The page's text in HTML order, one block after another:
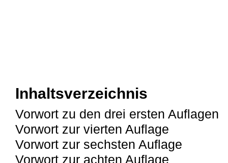
Inhaltsverzeichnis
Vorwort zu den drei ersten Auflagen
Vorwort zur vierten Auflage
Vorwort zur sechsten Auflage
Vorwort zur achten Auflage